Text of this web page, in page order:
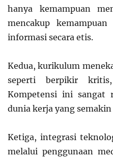
hanya kemampuan
mencakup
informasi secara etis.
Kedua, kurikulum
seperti berpikir
Kompetensi ini sangat
dunia kerja yang
Ketiga, integrasi
melalui penggunaan